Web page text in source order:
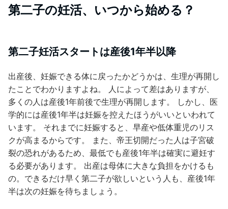
第二子の妊活、いつから始める？
第二子妊活スタートは産後1年半以降
出産後、妊娠できる体に戻ったかどうかは、生理が再開し
たことでわかりますよね。 人によって差はありますが、
多くの人は産後1年前後で生理が再開します。 しかし、医
学的には産後1年半は妊娠を控えたほうがいいといわれて
います。 それまでに妊娠すると、早産や低体重児のリス
クが高まるからです。 また、帝王切開だった人は子宮破
裂の恐れがあるため、最低でも産後1年半は確実に避妊す
る必要があります。 出産は母体に大きな負担をかけるも
の。できるだけ早く第二子が欲しいという人も、産後1年
半は次の妊娠を待ちましょう。